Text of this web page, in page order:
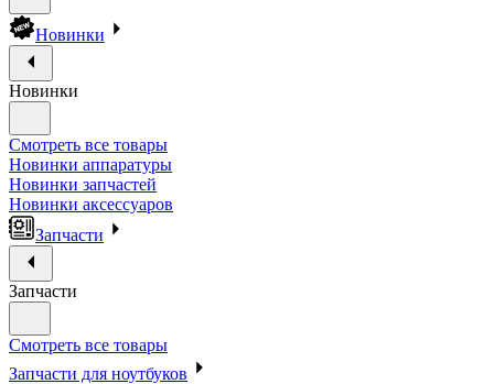
Новинки
Новинки
Смотреть все товары
Новинки аппаратуры
Новинки запчастей
Новинки аксессуаров
Запчасти
Запчасти
Смотреть все товары
Запчасти для ноутбуков